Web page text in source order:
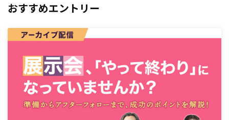
おすすめエントリー